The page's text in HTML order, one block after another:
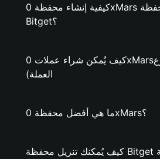
كيفية إنشاء محفظة 0xMars على محفظة
Bitget؟
كيف يُمكن شراء عملات 0xMars؟ (فقط لمشروع
العملة)
ما هي أفضل محفظة 0xMars؟
كيف يُمكنك تنزيل محفظة Bitget وإنشاء محفظة